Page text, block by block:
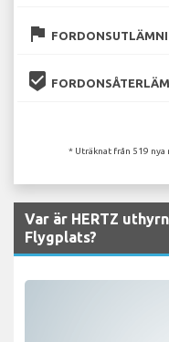
flag
beenhere
* Uträknat från 519
Var är HERTZ
Flygplats?